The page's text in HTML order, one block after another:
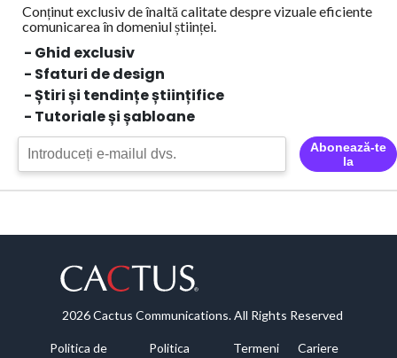
Conținut exclusiv de înaltă calitate despre vizuale eficiente
comunicarea în domeniul științei.
- Ghid exclusiv
- Sfaturi de design
- Știri și tendințe științifice
- Tutoriale și șabloane
Abonează-te
la
2026 Cactus Communications. All Rights Reserved
Politica de Politica Termeni Cariere